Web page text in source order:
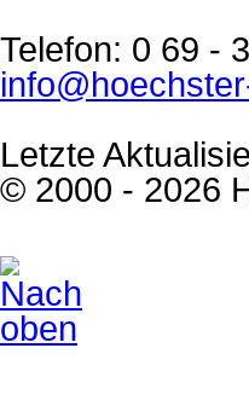
Telefon: 0 69 -
Letzte
© 2000 - 2026